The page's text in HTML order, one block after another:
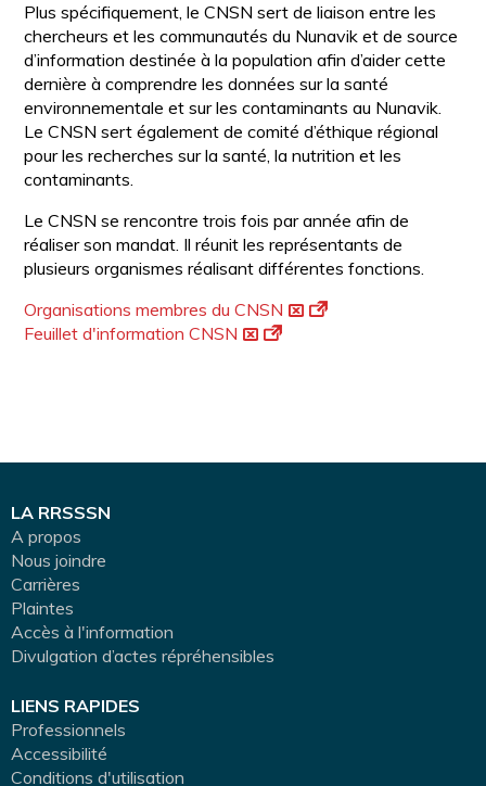
Plus spécifiquement, le CNSN sert de liaison entre les
chercheurs et les communautés du Nunavik et de source
d’information destinée à la population afin d’aider cette
dernière à comprendre les données sur la santé
environnementale et sur les contaminants au Nunavik.
Le CNSN sert également de comité d’éthique régional
pour les recherches sur la santé, la nutrition et les
contaminants.
Le CNSN se rencontre trois fois par année afin de
réaliser son mandat. Il réunit les représentants de
plusieurs organismes réalisant différentes fonctions.
Organisations membres du CNSN
Feuillet d'information CNSN
LA RRSSSN
A propos
Nous joindre
Carrières
Plaintes
Accès à l'information
Divulgation d’actes répréhensibles
LIENS RAPIDES
Professionnels
Accessibilité
Conditions d'utilisation